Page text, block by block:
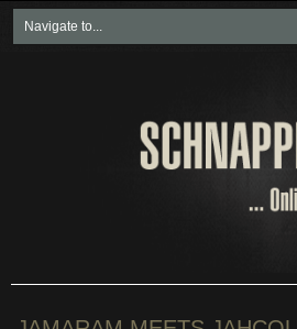
Neueste
Soziales &